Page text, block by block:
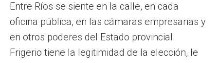
Entre Ríos se siente en la calle, en cada
oficina pública, en las cámaras empresarias y
en otros poderes del Estado provincial.
Frigerio tiene la legitimidad de la elección, le